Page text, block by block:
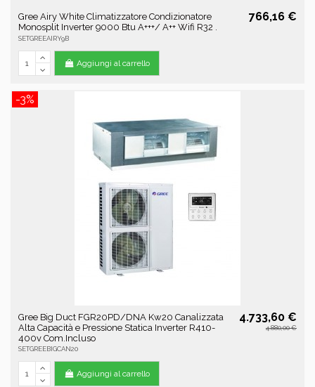
Gree Airy White Climatizzatore Condizionatore
Monosplit Inverter 9000 Btu A+++/ A++ Wifi R32 .
SETGREEAIRY9B
766,16 €
Aggiungi al carrello
-3%
Gree Big Duct FGR20PD/DNA Kw20 Canalizzata
Alta Capacità e Pressione Statica Inverter R410-
400v Com.Incluso
SETGREEBIGCAN20
4.733,60 €
4.880,00 €
Aggiungi al carrello